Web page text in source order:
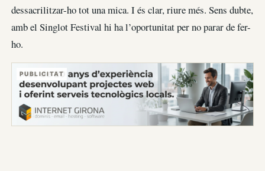
dessacrilitzar-ho tot una mica. I és clar, riure més. Sens dubte,
amb el Singlot Festival hi ha l’oportunitat per no parar de fer-
ho.
PUBLICITAT